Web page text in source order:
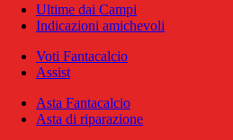
Ultime dai Campi
Indicazioni amichevoli
Voti Fantacalcio
Assist
Asta Fantacalcio
Asta di riparazione